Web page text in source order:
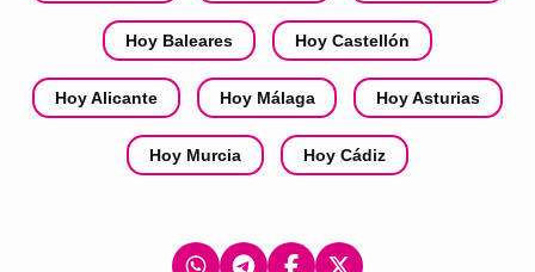
Hoy Baleares Hoy Castellón
Hoy Alicante Hoy Málaga Hoy Asturias
Hoy Murcia Hoy Cádiz